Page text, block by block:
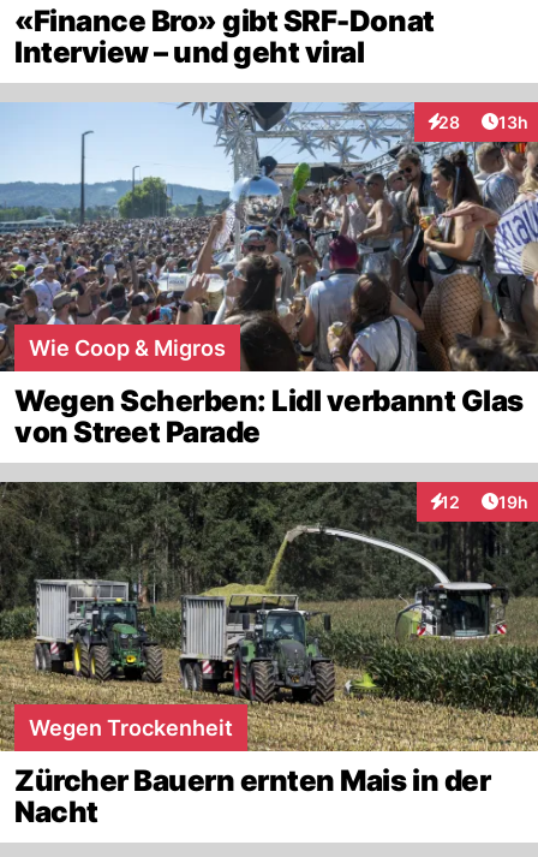
«Finance Bro» gibt SRF-Donat
Interview – und geht viral
28
Interaktionen
13h
Wie Coop & Migros
Wegen Scherben: Lidl verbannt Glas
von Street Parade
12
Interaktionen
19h
Wegen Trockenheit
Zürcher Bauern ernten Mais in der
Nacht